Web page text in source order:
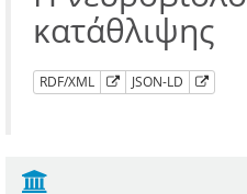
κατάθλιψης
RDF/XML JSON-LD